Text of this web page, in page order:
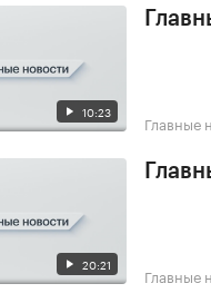
10:23 Главные
20:21 Главные